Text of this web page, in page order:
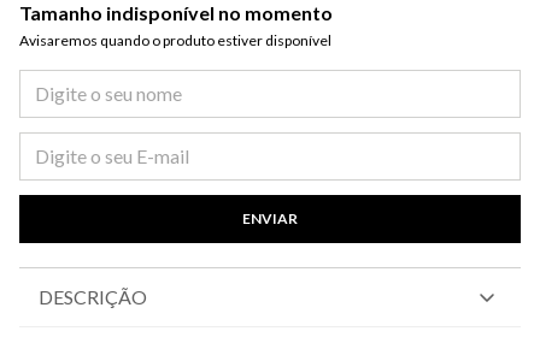
Tamanho indisponível no momento
Avisaremos quando o produto estiver disponível​
ENVIAR
DESCRIÇÃO